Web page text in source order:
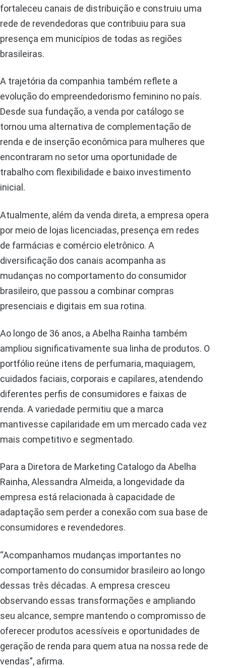
fortaleceu canais de distribuição e construiu uma
rede de revendedoras que contribuiu para sua
presença em municípios de todas as regiões
brasileiras.
A trajetória da companhia também reflete a
evolução do empreendedorismo feminino no país.
Desde sua fundação, a venda por catálogo se
tornou uma alternativa de complementação de
renda e de inserção econômica para mulheres que
encontraram no setor uma oportunidade de
trabalho com flexibilidade e baixo investimento
inicial.
Atualmente, além da venda direta, a empresa opera
por meio de lojas licenciadas, presença em redes
de farmácias e comércio eletrônico. A
diversificação dos canais acompanha as
mudanças no comportamento do consumidor
brasileiro, que passou a combinar compras
presenciais e digitais em sua rotina.
Ao longo de 36 anos, a Abelha Rainha também
ampliou significativamente sua linha de produtos. O
portfólio reúne itens de perfumaria, maquiagem,
cuidados faciais, corporais e capilares, atendendo
diferentes perfis de consumidores e faixas de
renda. A variedade permitiu que a marca
mantivesse capilaridade em um mercado cada vez
mais competitivo e segmentado.
Para a Diretora de Marketing Catalogo da Abelha
Rainha, Alessandra Almeida, a longevidade da
empresa está relacionada à capacidade de
adaptação sem perder a conexão com sua base de
consumidores e revendedores.
“Acompanhamos mudanças importantes no
comportamento do consumidor brasileiro ao longo
dessas três décadas. A empresa cresceu
observando essas transformações e ampliando
seu alcance, sempre mantendo o compromisso de
oferecer produtos acessíveis e oportunidades de
geração de renda para quem atua na nossa rede de
vendas”, afirma.